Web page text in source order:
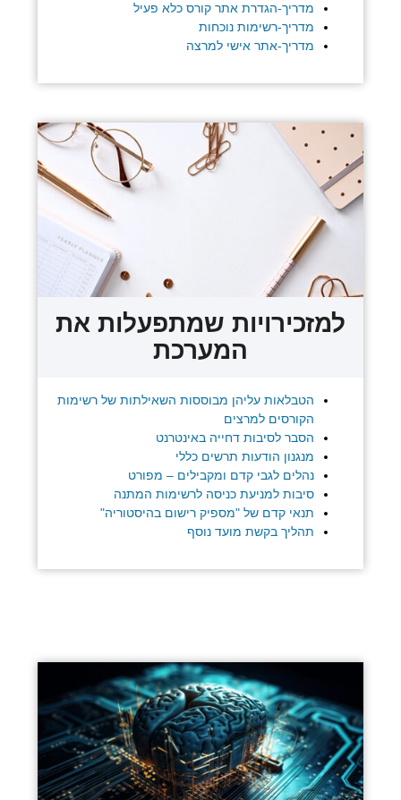
מדריך-הגדרת אתר קורס כלא פעיל
מדריך-רשימות נוכחות
מדריך-אתר אישי למרצה
למזכירויות שמתפעלות את
המערכת
הטבלאות עליהן מבוססות השאילתות של רשימות
הקורסים למרצים
הסבר לסיבות דחייה באינטרנט
מנגנון הודעות תרשים כללי
נהלים לגבי קדם ומקבילים – מפורט
סיבות למניעת כניסה לרשימות המתנה
תנאי קדם של "מספיק רישום בהיסטוריה"
תהליך בקשת מועד נוסף